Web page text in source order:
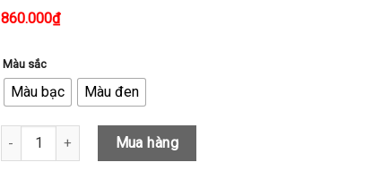
860.000₫
Màu sắc
Màu bạc Màu đen
Tượng cô gái hoa mai vàng CD3017 quantity
Mua hàng